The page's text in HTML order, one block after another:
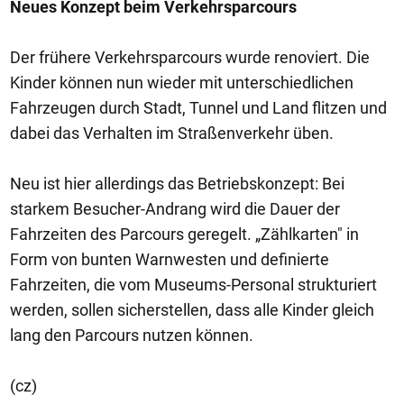
Neues Konzept beim Verkehrsparcours
Der frühere Verkehrsparcours wurde renoviert. Die
Kinder können nun wieder mit unterschiedlichen
Fahrzeugen durch Stadt, Tunnel und Land flitzen und
dabei das Verhalten im Straßenverkehr üben.
Neu ist hier allerdings das Betriebskonzept: Bei
starkem Besucher-Andrang wird die Dauer der
Fahrzeiten des Parcours geregelt. „Zählkarten" in
Form von bunten Warnwesten und definierte
Fahrzeiten, die vom Museums-Personal strukturiert
werden, sollen sicherstellen, dass alle Kinder gleich
lang den Parcours nutzen können.
(cz)